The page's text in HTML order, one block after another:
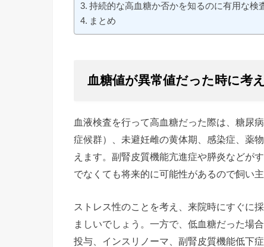
持続的な高血糖か否かを知るのに有用な検
まとめ
血糖値が異常値だった時に考
血液検査を行って高血糖だった際は、糖尿
症候群）、未避妊雌の黄体期、感染症、薬
えます。副腎皮質機能亢進症や膵炎などが
でなくても将来的に可能性があるので飼い
ストレス性のことを考え、来院時にすぐに
ましいでしょう。一方で、低血糖だった場
投与、インスリノーマ、副腎皮質機能低下